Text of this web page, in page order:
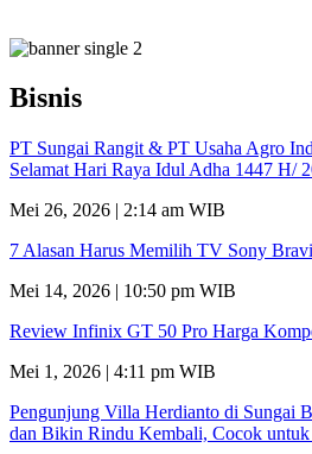
Bisnis
PT Sungai Rangit & PT Usaha Agro
Selamat Hari Raya Idul Adha 1447 H/
Mei 26, 2026 | 2:14 am WIB
7 Alasan Harus Memilih TV Sony
Mei 14, 2026 | 10:50 pm WIB
Review Infinix GT 50 Pro Harga
Mei 1, 2026 | 4:11 pm WIB
Pengunjung Villa Herdianto di Sungai
dan Bikin Rindu Kembali, Cocok